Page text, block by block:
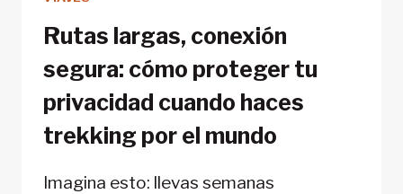
Rutas largas, conexión
segura: cómo proteger tu
privacidad cuando haces
trekking por el mundo
Imagina esto: llevas semanas